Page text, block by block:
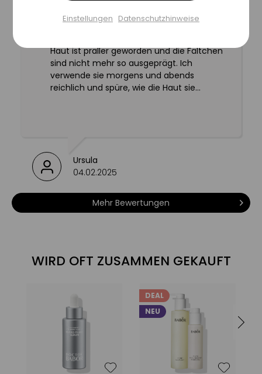
versorgt die Haut intensiv &
schützt die Haut vor dem Austrocknen
Diese Gel-Cream ist wunderbar. Ich bin
Haut ist praller geworden und die Fältchen
sind nicht mehr so ausgeprägt. Ich
verwende sie morgens und abends
reichlich und spüre, wie die Haut sie
Ursula
04.02.2025
Mehr Bewertungen
WIRD OFT ZUSAMMEN GEKAUFT
DEAL
NEU
Einstellungen speichern
Einstellungen Datenschutzhinweise